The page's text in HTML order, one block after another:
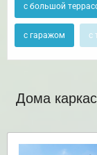
с большой
с гаражом с
Дома